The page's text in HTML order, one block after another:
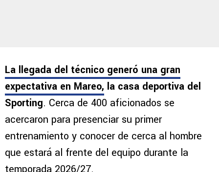
La llegada del técnico generó una gran
expectativa en Mareo, la casa deportiva del
Sporting. Cerca de 400 aficionados se
acercaron para presenciar su primer
entrenamiento y conocer de cerca al hombre
que estará al frente del equipo durante la